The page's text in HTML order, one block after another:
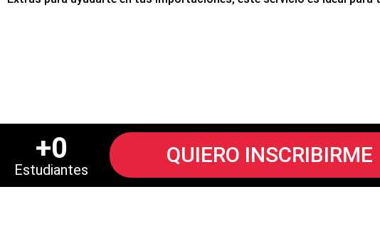
Estudiantes
+0 QUIERO INSCRIBIRME